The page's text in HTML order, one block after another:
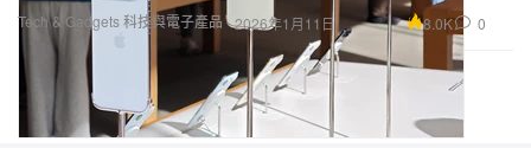
Tech & Gadgets 科技與電子產品 2026年1月11日 8.0K 0
上一頁123...95下一頁